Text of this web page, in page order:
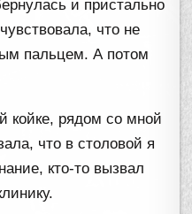
и пристально
что не
пальцем. А потом
койке, рядом со мной
что в столовой я
кто-то вызвал